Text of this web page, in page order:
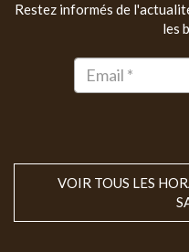
Restez informés de
les
VOIR TOUS LES